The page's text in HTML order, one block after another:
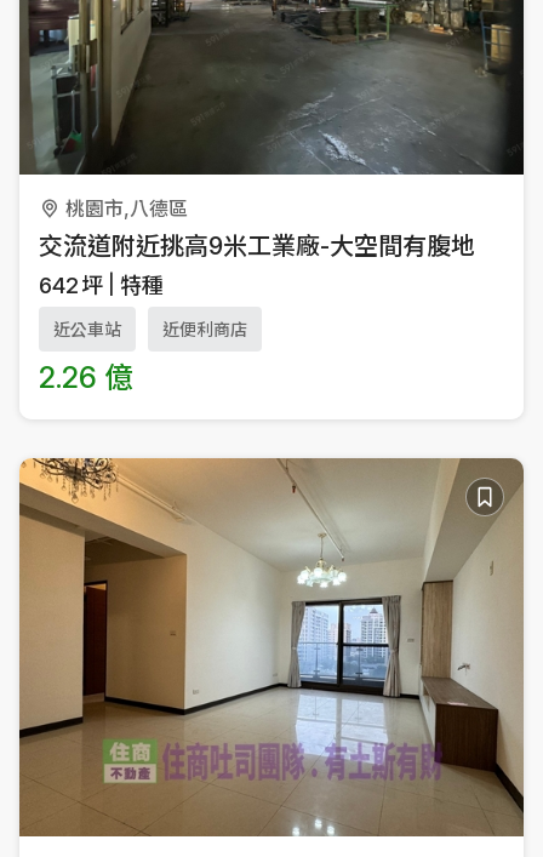
桃園市,八德區
交流道附近挑高9米工業廠-大空間有腹地
642坪 特種
近公車站 近便利商店
2.26 億